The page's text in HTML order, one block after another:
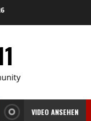
VIDEO ANSEHEN